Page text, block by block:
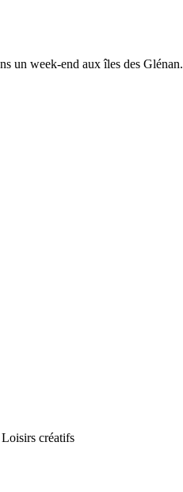
un week-end aux îles des Glénan.
créatifs